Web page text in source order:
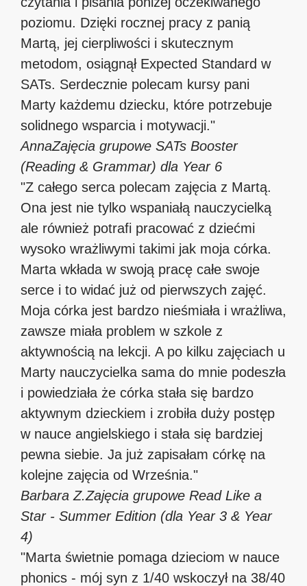
poziomu. Dzięki rocznej pracy z panią
Martą, jej cierpliwości i skutecznym
metodom, osiągnął Expected Standard w
SATs. Serdecznie polecam kursy pani
Marty każdemu dziecku, które potrzebuje
solidnego wsparcia i motywacji."
AnnaZajęcia grupowe SATs Booster
(Reading & Grammar) dla Year 6
"Z całego serca polecam zajęcia z Martą.
Ona jest nie tylko wspaniałą nauczycielką
ale również potrafi pracować z dziećmi
wysoko wrażliwymi takimi jak moja córka.
Marta wkłada w swoją pracę całe swoje
serce i to widać już od pierwszych zajęć.
Moja córka jest bardzo nieśmiała i wrażliwa,
zawsze miała problem w szkole z
aktywnością na lekcji. A po kilku zajęciach u
Marty nauczycielka sama do mnie podeszła
i powiedziała że córka stała się bardzo
aktywnym dzieckiem i zrobiła duży postęp
w nauce angielskiego i stała się bardziej
pewna siebie. Ja już zapisałam córkę na
kolejne zajęcia od Września."
Barbara Z.Zajęcia grupowe Read Like a
Star - Summer Edition (dla Year 3 & Year
4)
"Marta świetnie pomaga dzieciom w nauce
phonics - mój syn z 1/40 wskoczył na 38/40